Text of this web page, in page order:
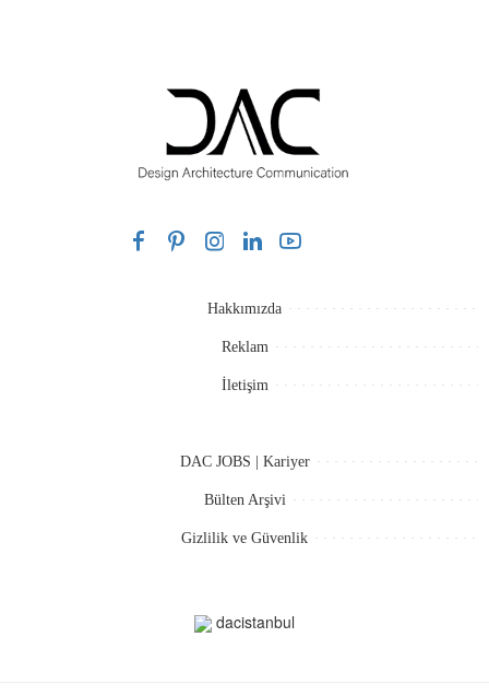
Hakkımızda
Reklam
İletişim
DAC JOBS | Kariyer
Bülten Arşivi
Gizlilik ve Güvenlik
dacistanbul